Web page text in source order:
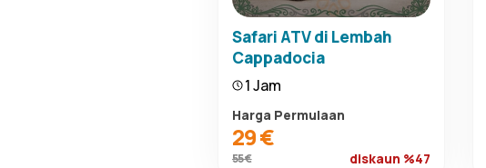
Safari ATV di Lembah
Cappadocia
1 Jam
Harga Permulaan
29 €
55 € diskaun %47